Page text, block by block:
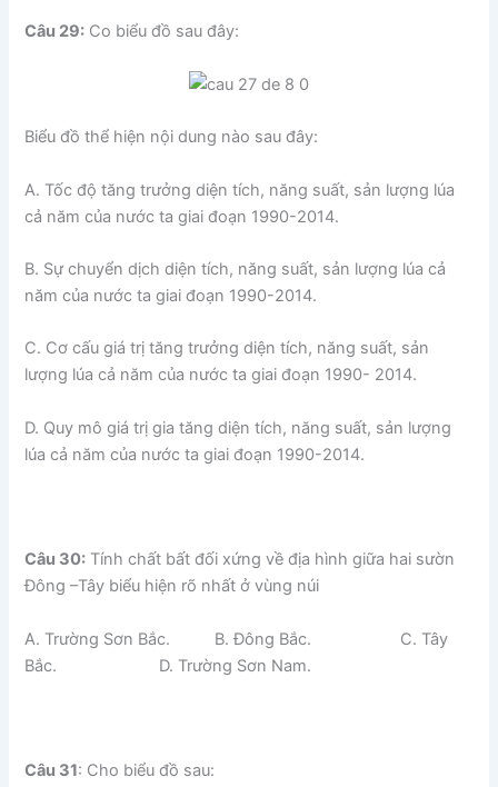
Câu 29: Co biểu đồ sau đây:
Biểu đồ thể hiện nội dung nào sau đây:
A. Tốc độ tăng trưởng diện tích, năng suất, sản lượng lúa
cả năm của nước ta giai đoạn 1990-2014.
B. Sự chuyển dịch diện tích, năng suất, sản lượng lúa cả
năm của nước ta giai đoạn 1990-2014.
C. Cơ cấu giá trị tăng trưởng diện tích, năng suất, sản
lượng lúa cả năm của nước ta giai đoạn 1990- 2014.
D. Quy mô giá trị gia tăng diện tích, năng suất, sản lượng
lúa cả năm của nước ta giai đoạn 1990-2014.
Câu 30: Tính chất bất đối xứng về địa hình giữa hai sườn
Đông –Tây biểu hiện rõ nhất ở vùng núi
A. Trường Sơn Bắc. B. Đông Bắc. C. Tây
Bắc. D. Trường Sơn Nam.
Câu 31: Cho biểu đồ sau: